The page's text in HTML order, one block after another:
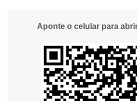
Aponte o celular para